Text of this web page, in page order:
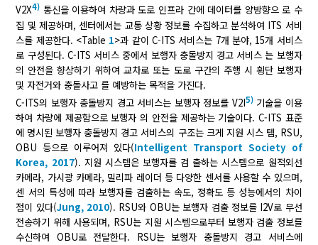
V2X4) 통신을 이용하여 차량과 도로 인프라 간에 데이터를 양방향으 로 수
집 및 제공하며, 센터에서는 교통 상황 정보를 수집하고 분석하여 ITS 서비
스를 제공한다. <Table 1>과 같이 C-ITS 서비스는 7개 분야, 15개 서비스
로 구성된다. C-ITS 서비스 중에서 보행자 충돌방지 경고 서비스 는 보행자
의 안전을 향상하기 위하여 교차로 또는 도로 구간의 주행 시 횡단 보행자
및 자전거와 충돌사고 를 예방하는 목적을 가진다.
C-ITS의 보행자 충돌방지 경고 서비스는 보행자 정보를 V2I5)기술을 이용
하여 차량에 제공함으로 보행자 의 안전을 제공하는 기술이다. C-ITS 표준
에 명시된 보행자 충돌방지 경고 서비스의 구조는 크게 지원 시스 템, RSU,
OBU 등으로 이루어져 있다(Intelligent Transport Society of
Korea, 2017). 지원 시스템은 보행자를 검 출하는 시스템으로 원적외선
카메라, 가시광 카메라, 밀리파 레이더 등 다양한 센서를 사용할 수 있으며,
센 서의 특성에 따라 보행자를 검출하는 속도, 정확도 등 성능에서의 차이
점이 있다(Jung, 2010). RSU와 OBU는 보행자 검출 정보를 I2V로 무선
전송하기 위해 사용되며, RSU는 지원 시스템으로부터 보행자 검출 정보를
수신하여 OBU로 전달한다. RSU는 보행자 충돌방지 경고 서비스에